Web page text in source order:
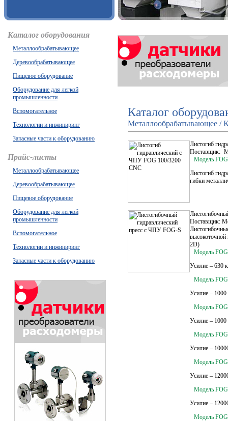
Каталог оборудования
Металлообрабатывающее
Деревообрабатывающее
Пищевое оборудование
Оборудование для легкой
промышленности
Вспомогательное
Технологии и инжиниринг
Запасные части к оборудованию
Прайс-листы
Металлообрабатывающее
Деревообрабатывающее
Пищевое оборудование
Оборудование для легкой
промышленности
Вспомогательное
Технологии и инжиниринг
Запасные части к оборудованию
Каталог
Металлообрабатывающее /
Листогиб
Поставщик:
Модель
Листогиб
гибки
Поставщик:
2D)
Модель
Усилие – 630
Модель
Усилие –
Модель
Усилие –
Модель
Усилие –
Модель
Усилие –
Модель
Усилие –
Модель